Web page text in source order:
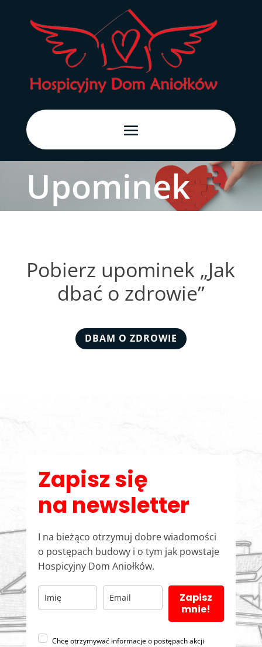
Upominek
Pobierz upominek „Jak
dbać o zdrowie”
DBAM O ZDROWIE
Zapisz się
na newsletter
I na bieżąco otrzymuj dobre wiadomości
o postępach budowy i o tym jak powstaje
Hospicyjny Dom Aniołków.
Zapisz
mnie!
Chcę otrzymywać informacje o postępach akcji